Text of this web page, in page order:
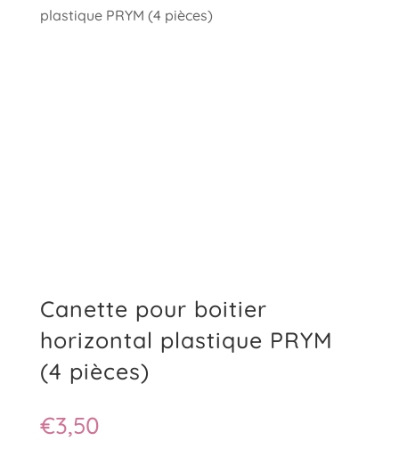
plastique PRYM (4 pièces)
Canette pour boitier
horizontal plastique PRYM
(4 pièces)
€3,50